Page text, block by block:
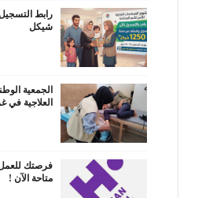
شيكل
الجمعية
العلاجية في
فرصتك
متاحة الآن !